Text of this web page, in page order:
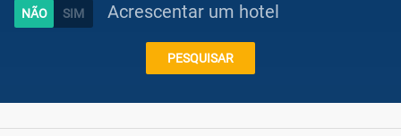
Caraíbas
Acrescentar um hotel
PESQUISAR